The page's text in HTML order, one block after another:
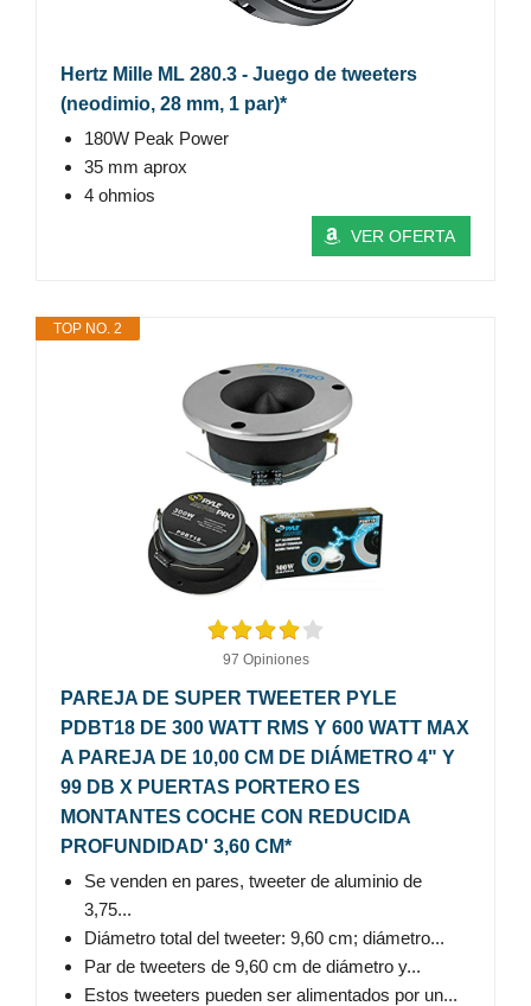
Hertz Mille ML 280.3 - Juego de tweeters
(neodimio, 28 mm, 1 par)*
180W Peak Power
35 mm aprox
4 ohmios
VER OFERTA
TOP NO. 2
97 Opiniones
PAREJA DE SUPER TWEETER PYLE
PDBT18 DE 300 WATT RMS Y 600 WATT MAX
A PAREJA DE 10,00 CM DE DIÁMETRO 4" Y
99 DB X PUERTAS PORTERO ES
MONTANTES COCHE CON REDUCIDA
PROFUNDIDAD' 3,60 CM*
Se venden en pares, tweeter de aluminio de
3,75...
Diámetro total del tweeter: 9,60 cm; diámetro...
Par de tweeters de 9,60 cm de diámetro y...
Estos tweeters pueden ser alimentados por un...